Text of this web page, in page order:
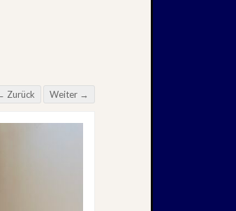
Zurück Weiter →